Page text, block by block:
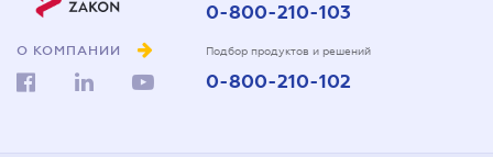
О КОМПАНИИ
0-800-210-103
Подбор продуктов и решений
0-800-210-102